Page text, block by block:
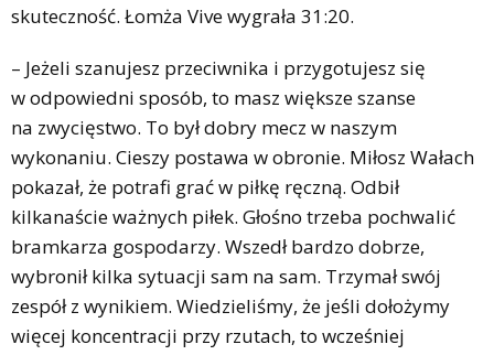
skuteczność. Łomża Vive wygrała 31:20.
– Jeżeli szanujesz przeciwnika i przygotujesz się
w odpowiedni sposób, to masz większe szanse
na zwycięstwo. To był dobry mecz w naszym
wykonaniu. Cieszy postawa w obronie. Miłosz Wałach
pokazał, że potrafi grać w piłkę ręczną. Odbił
kilkanaście ważnych piłek. Głośno trzeba pochwalić
bramkarza gospodarzy. Wszedł bardzo dobrze,
wybronił kilka sytuacji sam na sam. Trzymał swój
zespół z wynikiem. Wiedzieliśmy, że jeśli dołożymy
więcej koncentracji przy rzutach, to wcześniej